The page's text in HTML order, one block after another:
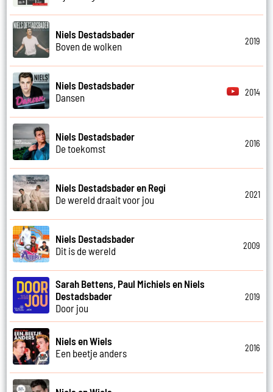
Niels Destadsbader
Boven de wolken
2019
Niels Destadsbader
Dansen
2014
Niels Destadsbader
De toekomst
2016
Niels Destadsbader en Regi
De wereld draait voor jou
2021
Niels Destadsbader
Dit is de wereld
2009
Sarah Bettens, Paul Michiels en Niels
Destadsbader
Door jou
2019
Niels en Wiels
Een beetje anders
2016